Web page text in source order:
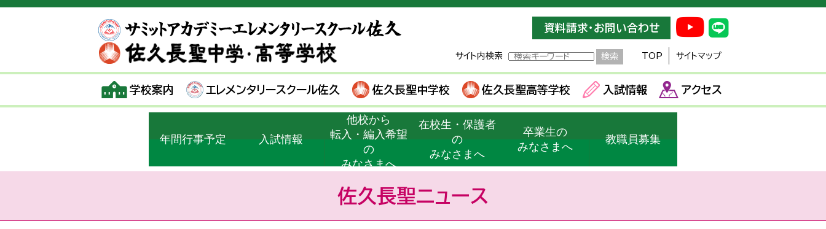
資料請求・お問い合わせ
サイト内検索 TOP サイトマップ
学校案内 エレメンタリースクール佐久 佐久長聖中学校 佐久長聖高等学校 入試情報 アクセス
年間行事予定 入試情報
他校から
転入・編入希望
の
みなさまへ
在校生・保護者
の
みなさまへ
卒業生の
みなさまへ
教職員募集
佐久長聖ニュース